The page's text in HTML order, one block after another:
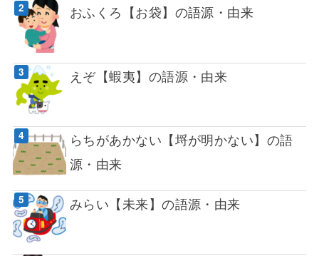
おふくろ【お袋】の語源・由来
えぞ【蝦夷】の語源・由来
らちがあかない【埒が明かない】の語
源・由来
みらい【未来】の語源・由来